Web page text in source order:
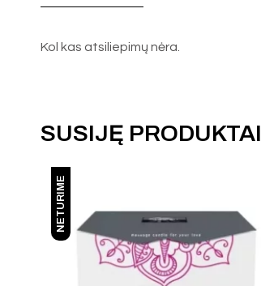
Kol kas atsiliepimų nėra.
SUSIJĘ PRODUKTAI
NETURIME